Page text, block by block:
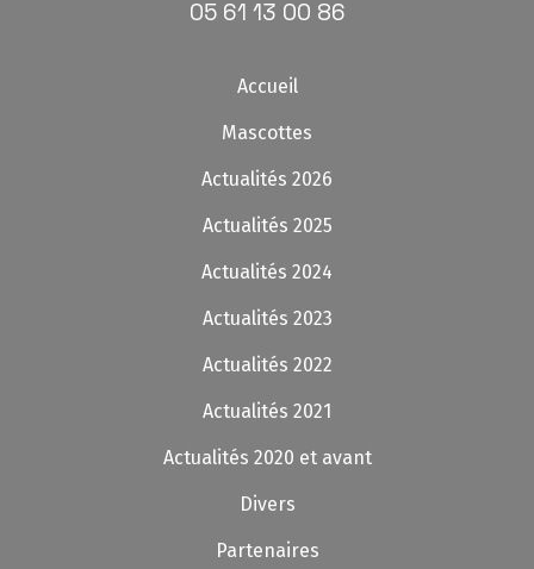
05 61 13 00 86
Accueil
Mascottes
Actualités 2026
Actualités 2025
Actualités 2024
Actualités 2023
Actualités 2022
Actualités 2021
Actualités 2020 et avant
Divers
Partenaires